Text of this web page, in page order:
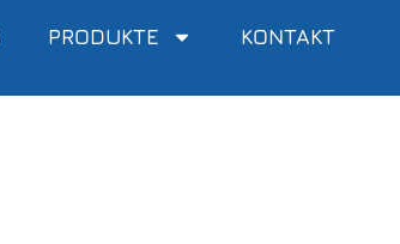
PRODUKTE KONTAKT